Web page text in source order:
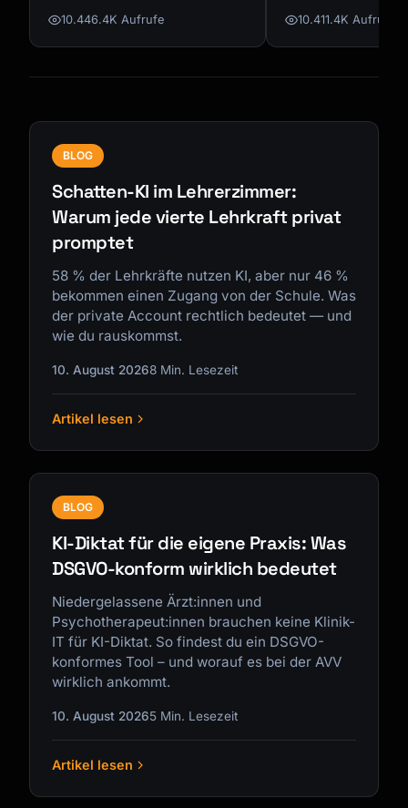
10.446.4K Aufrufe 10.411.4K Aufrufe
BLOG
Schatten-KI im Lehrerzimmer:
Warum jede vierte Lehrkraft privat
promptet
58 % der Lehrkräfte nutzen KI, aber nur 46 %
bekommen einen Zugang von der Schule. Was
der private Account rechtlich bedeutet — und
wie du rauskommst.
10. August 20268 Min. Lesezeit
Artikel lesen
BLOG
KI-Diktat für die eigene Praxis: Was
DSGVO-konform wirklich bedeutet
Niedergelassene Ärzt:innen und
Psychotherapeut:innen brauchen keine Klinik-
IT für KI-Diktat. So findest du ein DSGVO-
konformes Tool – und worauf es bei der AVV
wirklich ankommt.
10. August 20265 Min. Lesezeit
Artikel lesen